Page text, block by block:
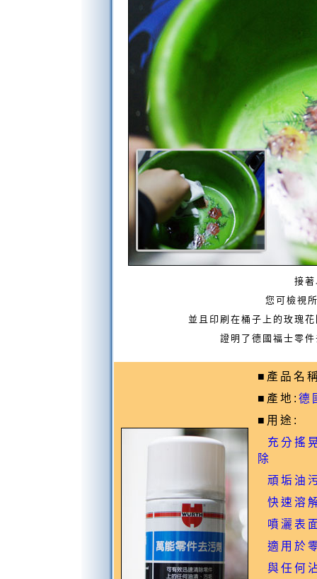
接
您可檢視
並且印刷在桶子上的玫瑰
證明了德國福士零
■產品名
■產地: 德
■用途:
充分搖
除
頑垢油
快速溶
噴灑表
適用於
與任何